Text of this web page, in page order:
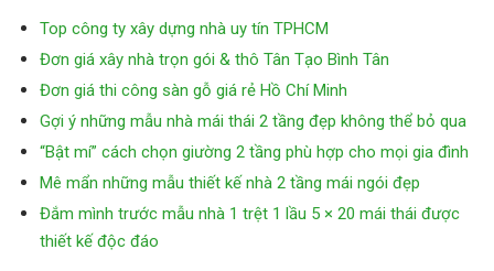
Top công ty xây dựng nhà uy tín TPHCM
Đơn giá xây nhà trọn gói & thô Tân Tạo Bình Tân
Đơn giá thi công sàn gỗ giá rẻ Hồ Chí Minh
Gợi ý những mẫu nhà mái thái 2 tầng đẹp không thể bỏ qua
“Bật mí” cách chọn giường 2 tầng phù hợp cho mọi gia đình
Mê mẩn những mẫu thiết kế nhà 2 tầng mái ngói đẹp
Đắm mình trước mẫu nhà 1 trệt 1 lầu 5 × 20 mái thái được
thiết kế độc đáo